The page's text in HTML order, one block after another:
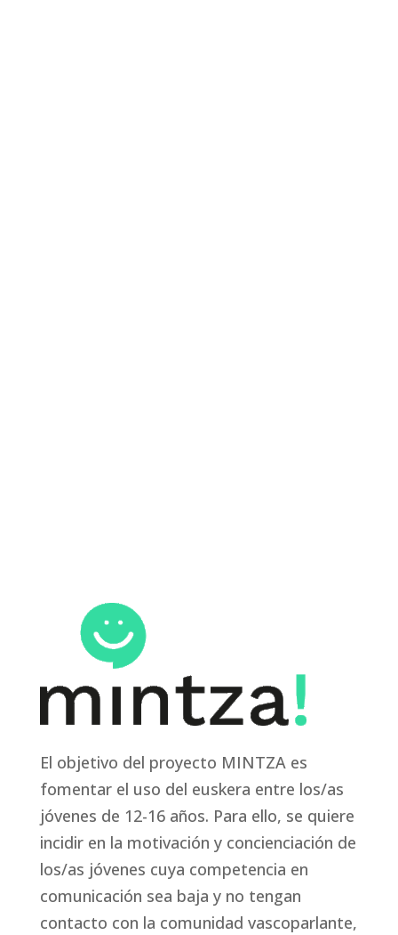
El objetivo del proyecto MINTZA es
fomentar el uso del euskera entre los/as
jóvenes de 12-16 años. Para ello, se quiere
incidir en la motivación y concienciación de
los/as jóvenes cuya competencia en
comunicación sea baja y no tengan
contacto con la comunidad vascoparlante,